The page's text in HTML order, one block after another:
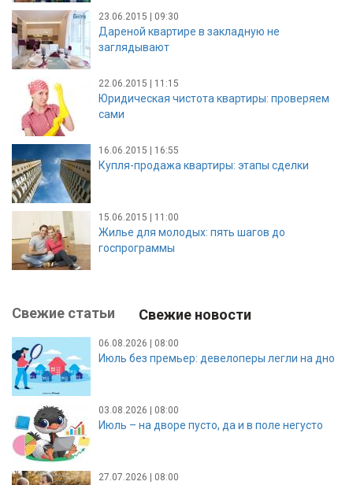
23.06.2015 | 09:30
Дареной квартире в закладную не
заглядывают
22.06.2015 | 11:15
Юридическая чистота квартиры: проверяем
сами
16.06.2015 | 16:55
Купля-продажа квартиры: этапы сделки
15.06.2015 | 11:00
Жилье для молодых: пять шагов до
госпрограммы
Свежие статьи Свежие новости
06.08.2026 | 08:00
Июль без премьер: девелоперы легли на дно
03.08.2026 | 08:00
Июль – на дворе пусто, да и в поле негусто
27.07.2026 | 08:00